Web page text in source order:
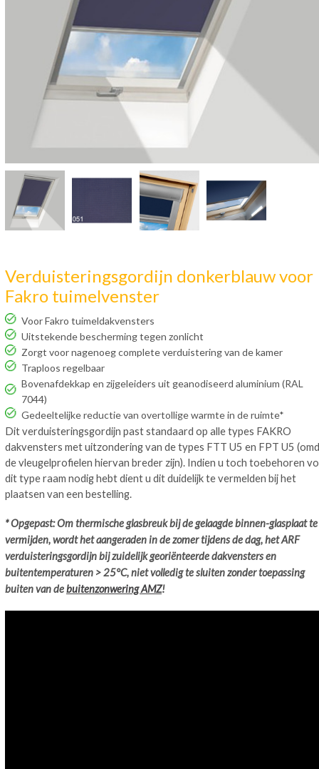
Verduisteringsgordijn donkerblauw voor
Fakro tuimelvenster
Voor Fakro tuimeldakvensters
Uitstekende bescherming tegen zonlicht
Zorgt voor nagenoeg complete verduistering van de kamer
Traploos regelbaar
Bovenafdekkap en zijgeleiders uit geanodiseerd aluminium (RAL
7044)
Gedeeltelijke reductie van overtollige warmte in de ruimte*
Dit verduisteringsgordijn past standaard op alle types FAKRO
dakvensters met uitzondering van de types FTT U5 en FPT U5
de vleugelprofielen hiervan breder zijn). Indien u toch toebehoren
dit type raam nodig hebt dient u dit duidelijk te vermelden bij het
plaatsen van een bestelling.
* Opgepast: Om thermische glasbreuk bij de gelaagde binnen-glasplaat te
vermijden, wordt het aangeraden in de zomer tijdens de dag, het ARF
verduisteringsgordijn bij zuidelijk georiënteerde dakvensters en
buitentemperaturen > 25°C, niet volledig te sluiten zonder toepassing
buiten van debuitenzonwering AMZ!